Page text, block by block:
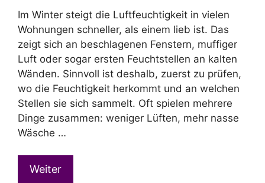
Im Winter steigt die Luftfeuchtigkeit in vielen
Wohnungen schneller, als einem lieb ist. Das
zeigt sich an beschlagenen Fenstern, muffiger
Luft oder sogar ersten Feuchtstellen an kalten
Wänden. Sinnvoll ist deshalb, zuerst zu prüfen,
wo die Feuchtigkeit herkommt und an welchen
Stellen sie sich sammelt. Oft spielen mehrere
Dinge zusammen: weniger Lüften, mehr nasse
Wäsche …
Weiter